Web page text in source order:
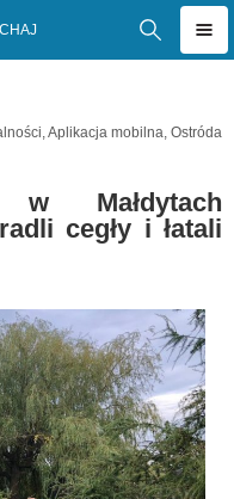
,Aplikacja mobilna, Ostróda
w Małdytach
cegły i łatali